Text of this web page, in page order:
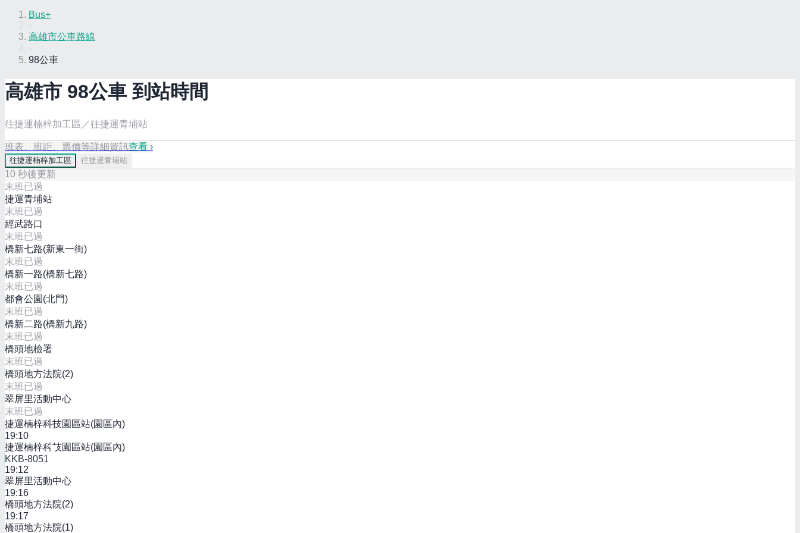
Bus+
高雄市公車路線
98公車
高雄市 98公車 到站時間
往捷運楠梓加工區／往捷運青埔站
班表、班距、票價等詳細資訊查看 ›
往捷運楠梓加工區 往捷運青埔站
10 秒後更新
末班已過
捷運青埔站
末班已過
經武路口
末班已過
橋新七路(新東一街)
末班已過
橋新一路(橋新七路)
末班已過
都會公園(北門)
末班已過
橋新二路(橋新九路)
末班已過
橋頭地檢署
末班已過
橋頭地方法院(2)
末班已過
翠屏里活動中心
末班已過
捷運楠梓科技園區站(園區內)
19:10
捷運楠梓科技園區站(園區內)
KKB-8051
19:12
翠屏里活動中心
19:16
橋頭地方法院(2)
19:17
橋頭地方法院(1)